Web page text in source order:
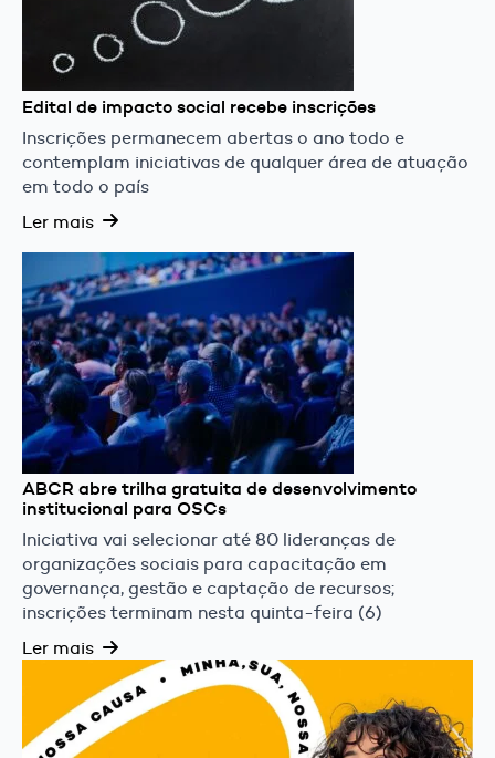
Edital de impacto social recebe inscrições
Inscrições permanecem abertas o ano todo e
contemplam iniciativas de qualquer área de atuação
em todo o país
Ler mais
ABCR abre trilha gratuita de desenvolvimento
institucional para OSCs
Iniciativa vai selecionar até 80 lideranças de
organizações sociais para capacitação em
governança, gestão e captação de recursos;
inscrições terminam nesta quinta-feira (6)
Ler mais